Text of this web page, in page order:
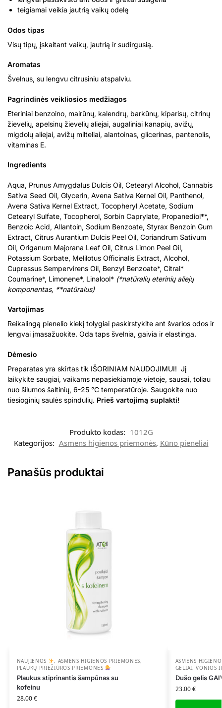
teigiamai veikia jautrią vaikų odelę
Odos tipas
Visų tipų, įskaitant vaikų, jautrią ir sudirgusią.
Aromatas
Švelnus, su lengvu citrusiniu atspalviu.
Pagrindinės veikliosios medžiagos
Eteriniai benzoino, mairūnų, kalendrų, barkūnų, kiparisų, citrinų
žievelių, apelsinų žievelių aliejai, augaliniai kanapių, avižų,
migdolų aliejai, avižų milteliai, alantoinas, glicerinas, pantenolis,
vitaminas E.
Ingredients
Aqua, Prunus Amygdalus Dulcis Oil, Cetearyl Alcohol, Cannabis
Sativa Seed Oil, Glycerin, Avena Sativa Kernel Oil, Panthenol,
Avena Sativa Kernel Extract, Tocopheryl Acetate, Sodium
Cetearyl Sulfate, Tocopherol, Sorbin Caprylate, Propanediol**,
Benzoic Acid, Allantoin, Sodium Benzoate, Styrax Benzoin Gum
Extract, Citrus Aurantium Dulcis Peel Oil, Coriandrum Sativum
Oil, Origanum Majorana Leaf Oil, Citrus Limon Peel Oil,
Potassium Sorbate, Melilotus Officinalis Extract, Alcohol,
Cupressus Sempervirens Oil, Benzyl Benzoate*, Citral*
Coumarine*, Limonene*, Linalool* (*natūralių eterinių aliejų
komponentas, **natūralus)
Vartojimas
Reikalingą pienelio kiekį tolygiai paskirstykite ant švarios odos ir
lengvai įmasažuokite. Oda taps švelnia, gaivia ir elastinga.
Dėmesio
Preparatas yra skirtas tik IŠORINIAM NAUDOJIMUI! Jį
laikykite saugiai, vaikams nepasiekiamoje vietoje, sausai, toliau
nuo šilumos šaltinių, 6-25 °C temperatūroje. Saugokite nuo
tiesioginių saulės spindulių. Prieš vartojimą suplakti!
Produkto kodas: 1012G
Kategorijos: Asmens higienos priemonės, Kūno pieneliai
Panašūs produktai
NAUJIENOS , ASMENS HIGIENOS PRIEMONĖS,
PLAUKŲ PRIEŽIŪROS PRIEMONĖS
Plaukus stiprinantis šampūnas su
kofeinu
28.00€
ASMENS
GELIAI,VONIOS
Dušo gelis
23.00€